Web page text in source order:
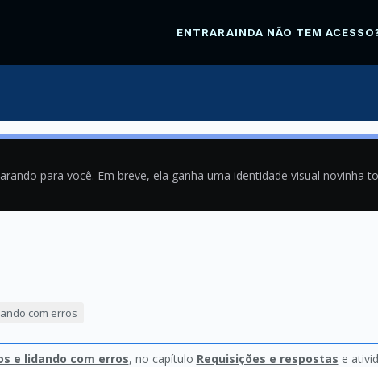
ENTRARAINDA NÃO TEM
para você. Em breve, ela ganha uma identidade visual novinha
com erros
e lidando com erros, no capítulo Requisições e respostas e